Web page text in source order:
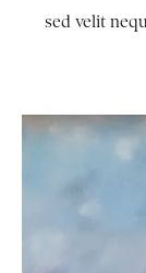
sed velit